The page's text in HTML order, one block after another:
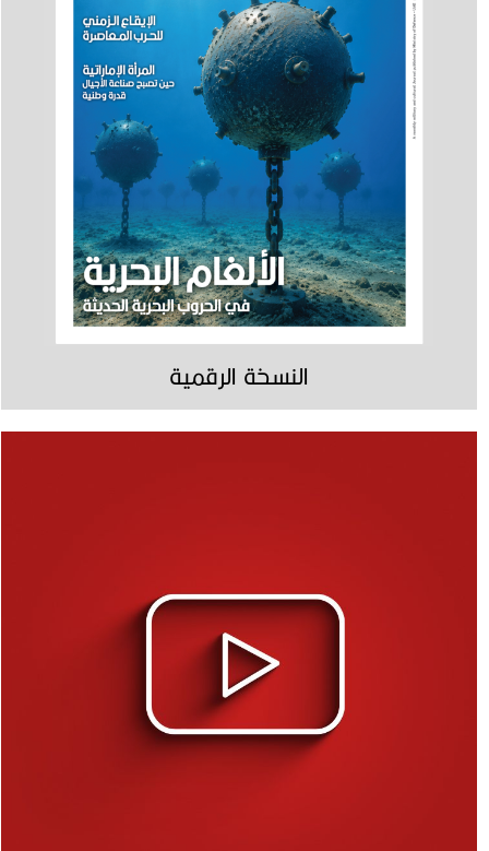
النسخة الرقمية